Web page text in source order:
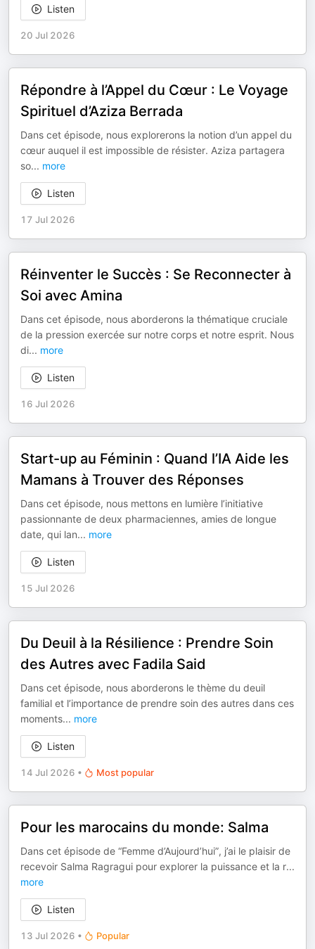
Listen
20 Jul 2026
Répondre à l’Appel du Cœur : Le Voyage
Spirituel d’Aziza Berrada
Dans cet épisode, nous explorerons la notion d’un appel du
cœur auquel il est impossible de résister. Aziza partagera
so... more
Listen
17 Jul 2026
Réinventer le Succès : Se Reconnecter à
Soi avec Amina
Dans cet épisode, nous aborderons la thématique cruciale
de la pression exercée sur notre corps et notre esprit. Nous
di... more
Listen
16 Jul 2026
Start-up au Féminin : Quand l’IA Aide les
Mamans à Trouver des Réponses
Dans cet épisode, nous mettons en lumière l’initiative
passionnante de deux pharmaciennes, amies de longue
date, qui lan... more
Listen
15 Jul 2026
Du Deuil à la Résilience : Prendre Soin
des Autres avec Fadila Said
Dans cet épisode, nous aborderons le thème du deuil
familial et l’importance de prendre soin des autres dans ces
moments... more
Listen
14 Jul 2026 • Most popular
Pour les marocains du monde: Salma
Dans cet épisode de “Femme d’Aujourd’hui”, j’ai le plaisir de
recevoir Salma Ragragui pour explorer la puissance et la r...
more
Listen
13 Jul 2026 • Popular